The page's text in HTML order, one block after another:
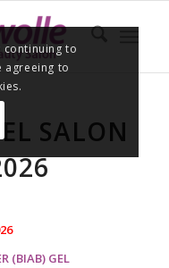
SALON
(BIAB) GEL
continuing to
agreeing to